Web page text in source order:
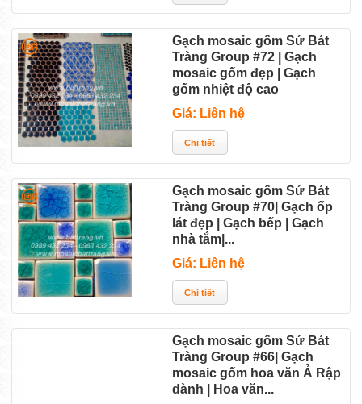
Gạch mosaic gốm Sứ Bát
Tràng Group #72 | Gạch
mosaic gốm đẹp | Gạch
gốm nhiệt độ cao
Giá: Liên hệ
Gạch mosaic gốm Sứ Bát
Tràng Group #70| Gạch ốp
lát đẹp | Gạch bếp | Gạch
nhà tắm|...
Giá: Liên hệ
Gạch mosaic gốm Sứ Bát
Tràng Group #66| Gạch
mosaic gốm hoa văn Ả Rập
dành | Hoa văn...